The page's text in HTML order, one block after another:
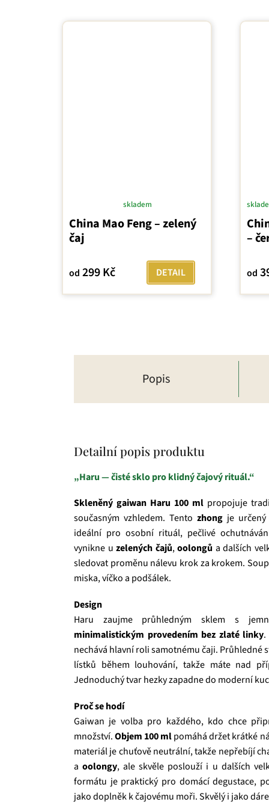
China Mao Feng – zelený
čaj
hodnocení
produktu
5,0
5
skladem
od 299 Kč DETAIL
–
od
Popis
Detailní popis produktu
„Haru — čisté sklo pro klidný čajový rituál.“
Skleněný gaiwan Haru 100 mlpropojuje
současným vzhledem. Tento zhongje určený
ideální pro osobní rituál, pečlivé
vynikne uzelených čajů,oolongů a dalších
sledovat proměnu nálevu krok za krokem.
miska, víčko a podšálek.
Design
Haru zaujme průhledným sklem s
minimalistickým provedením bez zlaté linky.
nechává hlavní roli samotnému čaji. Průhledné
lístků během louhování, takže máte nad
Jednoduchý tvar hezky zapadne do moderní
Proč se hodí
Gaiwan je volba pro každého, kdo chce
množství.Objem 100 mlpomáhá držet krátké
materiál je chuťově neutrální, takže nepřebíjí
aoolongy, ale skvěle poslouží i u dalších
formátu je praktický pro domácí degustace,
jako doplněk k čajovému moři. Skvělý i jako